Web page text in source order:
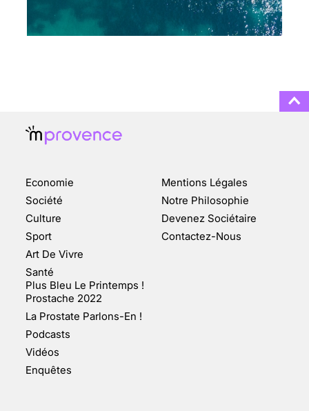
CHANGEMENT DE SEXE :
DES DEMANDES
TOUJOURS PLUS
FAIT SURFACE À
MARSEILLE (1/5)
10 jan 2022
Economie
Société
Culture
Sport
Art De Vivre
Santé
Plus Bleu Le Printemps !
Prostache 2022
La Prostate Parlons-En !
Podcasts
Vidéos
Enquêtes
Mentions Légales
Notre Philosophie
Devenez Sociétaire
Contactez-Nous